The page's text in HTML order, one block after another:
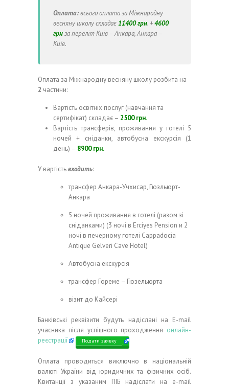
Оплата:всього оплата за Міжнародну
весняну школу складає11400 грн. +4600
грнза переліт Київ – Анкара, Анкара –
Київ.
Оплата за Міжнародну весняну школу розбита на
2 частини:
Вартість освітніх послуг (навчання та
сертифікат) складає – 2500 грн.
Вартість трансферів, проживання у готелі 5
ночей + сніданки, автобусна екскурсія (1
день) – 8900 грн.
У вартістьвходить:
трансфер Анкара-Учхисар, Гюзльюрт-
Анкара
5 ночей проживання в готелі (разом зі
сніданками) (3 ночі в Erciyes Pension и 2
ночі в печерному готелі Cappadocia
Antique Gelveri Cave Hotel)
Автобусна екскурсія
трансфер Гореме – Гюзельюрта
візит до Кайсері
Банківські реквізити будуть надіслані на E-mail
учасника після успішного проходження онлайн-
реєстрації
Подати заявку
Оплата проводиться виключно в національній
валюті України від юридичних та фізичних осіб.
Квитанції з указаним ПІБ надіслати на e-mail